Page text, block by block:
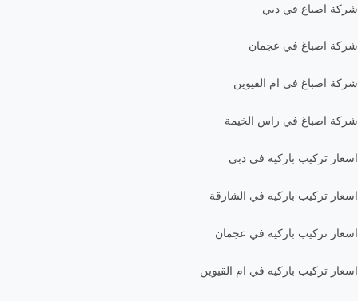
شركة اصباغ في دبي
شركة اصباغ في عجمان
شركة اصباغ في ام القيوين
شركة اصباغ في راس الخيمة
اسعار تركيب باركيه في دبي
اسعار تركيب باركيه في الشارقة
اسعار تركيب باركيه في عجمان
اسعار تركيب باركيه في ام القيوين